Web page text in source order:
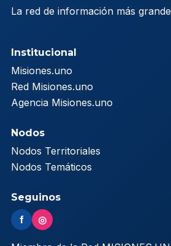
La red de información más
Institucional
Misiones.uno
Red Misiones.uno
Agencia Misiones.uno
Nodos
Nodos Territoriales
Nodos Temáticos
Seguinos
f ◎